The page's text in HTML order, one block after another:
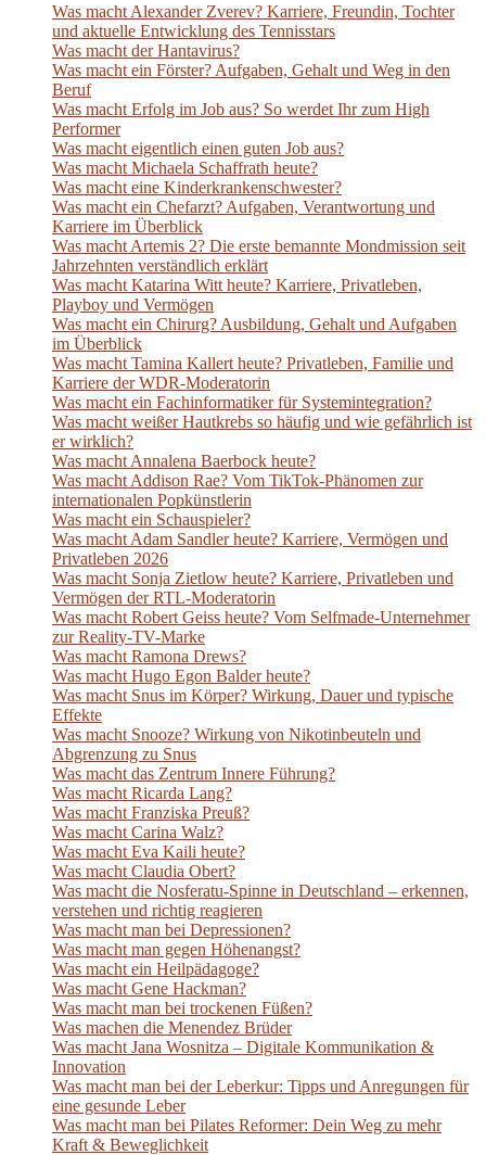
Was macht Alexander Zverev? Karriere, Freundin, Tochter
und aktuelle Entwicklung des Tennisstars
Was macht der Hantavirus?
Was macht ein Förster? Aufgaben, Gehalt und Weg in den
Beruf
Was macht Erfolg im Job aus? So werdet Ihr zum High
Performer
Was macht eigentlich einen guten Job aus?
Was macht Michaela Schaffrath heute?
Was macht eine Kinderkrankenschwester?
Was macht ein Chefarzt? Aufgaben, Verantwortung und
Karriere im Überblick
Was macht Artemis 2? Die erste bemannte Mondmission seit
Jahrzehnten verständlich erklärt
Was macht Katarina Witt heute? Karriere, Privatleben,
Playboy und Vermögen
Was macht ein Chirurg? Ausbildung, Gehalt und Aufgaben
im Überblick
Was macht Tamina Kallert heute? Privatleben, Familie und
Karriere der WDR-Moderatorin
Was macht ein Fachinformatiker für Systemintegration?
Was macht weißer Hautkrebs so häufig und wie gefährlich ist
er wirklich?
Was macht Annalena Baerbock heute?
Was macht Addison Rae? Vom TikTok-Phänomen zur
internationalen Popkünstlerin
Was macht ein Schauspieler?
Was macht Adam Sandler heute? Karriere, Vermögen und
Privatleben 2026
Was macht Sonja Zietlow heute? Karriere, Privatleben und
Vermögen der RTL-Moderatorin
Was macht Robert Geiss heute? Vom Selfmade-Unternehmer
zur Reality-TV-Marke
Was macht Ramona Drews?
Was macht Hugo Egon Balder heute?
Was macht Snus im Körper? Wirkung, Dauer und typische
Effekte
Was macht Snooze? Wirkung von Nikotinbeuteln und
Abgrenzung zu Snus
Was macht das Zentrum Innere Führung?
Was macht Ricarda Lang?
Was macht Franziska Preuß?
Was macht Carina Walz?
Was macht Eva Kaili heute?
Was macht Claudia Obert?
Was macht die Nosferatu-Spinne in Deutschland – erkennen,
verstehen und richtig reagieren
Was macht man bei Depressionen?
Was macht man gegen Höhenangst?
Was macht ein Heilpädagoge?
Was macht Gene Hackman?
Was macht man bei trockenen Füßen?
Was machen die Menendez Brüder
Was macht Jana Wosnitza – Digitale Kommunikation &
Innovation
Was macht man bei der Leberkur: Tipps und Anregungen für
eine gesunde Leber
Was macht man bei Pilates Reformer: Dein Weg zu mehr
Kraft & Beweglichkeit